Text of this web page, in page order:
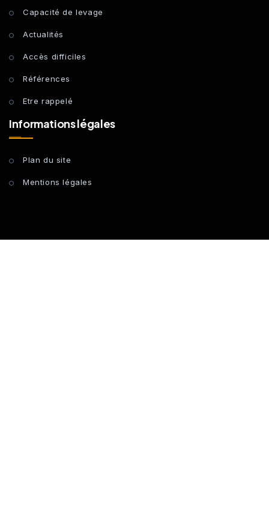
Capacité de levage
Actualités
Accès difficiles
Références
Etre rappelé
Informations légales
Plan du site
Mentions légales